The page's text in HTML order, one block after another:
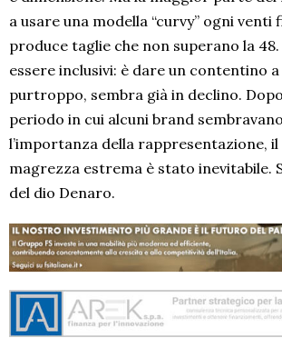
a usare una modella “curvy” ogni venti
produce taglie che non superano la
essere inclusivi: è dare un contentino
purtroppo, sembra già in declino.
periodo in cui alcuni brand
l’importanza della rappresentazione,
magrezza estrema è stato inevitabile.
del dio Denaro.